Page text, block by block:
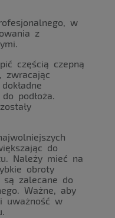
w
z
częścią czepną
zwracając
podłoża.
do
Należy mieć na
obroty
zalecane do
Ważne, aby
uważność w